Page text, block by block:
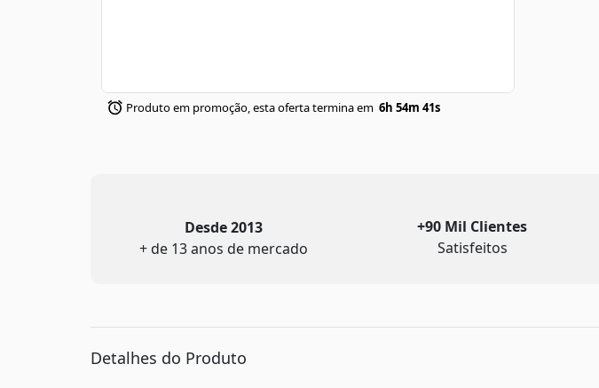
Produto em promoção, esta oferta termina em 6h 54m 40s
Desde 2013
+ de 13 anos de mercado
+90 Mil Clientes
Satisfeitos
Detalhes do Produto